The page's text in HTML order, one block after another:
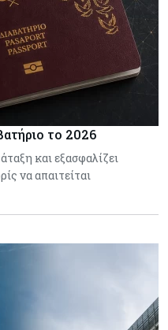
το 2026
και εξασφαλίζει
να απαιτείται